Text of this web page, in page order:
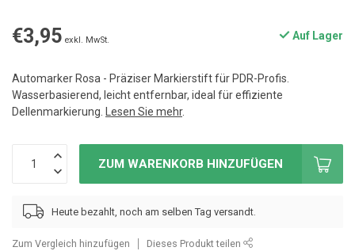
€3,95 exkl. MwSt. Auf Lager
Automarker Rosa - Präziser Markierstift für PDR-Profis.
Wasserbasierend, leicht entfernbar, ideal für effiziente
Dellenmarkierung.
Lesen Sie mehr.
ZUM WARENKORB HINZUFÜGEN
Heute bezahlt, noch am selben Tag versandt.
Zum Vergleich hinzufügen Dieses Produkt teilen